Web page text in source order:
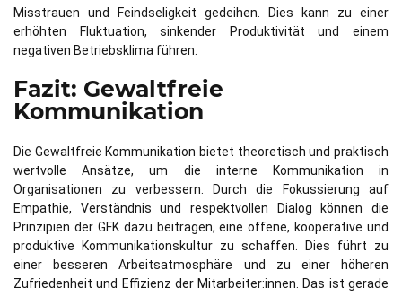
Misstrauen und Feindseligkeit gedeihen. Dies kann zu einer
erhöhten Fluktuation, sinkender Produktivität und einem
negativen Betriebsklima führen.
Fazit: Gewaltfreie
Kommunikation
Die Gewaltfreie Kommunikation bietet theoretisch und praktisch
wertvolle Ansätze, um die interne Kommunikation in
Organisationen zu verbessern. Durch die Fokussierung auf
Empathie, Verständnis und respektvollen Dialog können die
Prinzipien der GFK dazu beitragen, eine offene, kooperative und
produktive Kommunikationskultur zu schaffen. Dies führt zu
einer besseren Arbeitsatmosphäre und zu einer höheren
Zufriedenheit und Effizienz der Mitarbeiter:innen. Das ist gerade